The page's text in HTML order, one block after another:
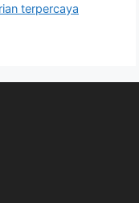
terpercaya